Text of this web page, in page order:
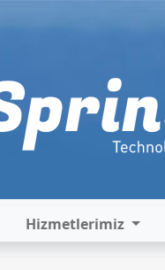
Hizmetlerimiz